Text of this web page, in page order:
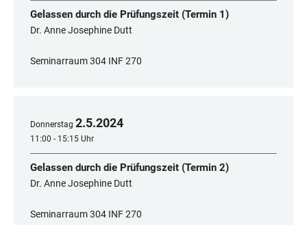
Gelassen durch die Prüfungszeit (Termin 1)
Dr. Anne Josephine Dutt
Seminarraum 304 INF 270
Donnerstag 2.5.2024
11:00 - 15:15 Uhr
Gelassen durch die Prüfungszeit (Termin 2)
Dr. Anne Josephine Dutt
Seminarraum 304 INF 270